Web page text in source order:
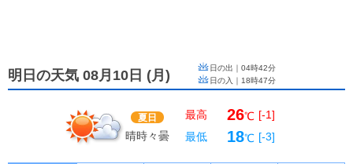
明日の天気 08月10日 (月 ) 日の出｜ 04時42分
日の入｜ 18時47分
夏日
晴時々曇
最高 26℃ [-1]
最低
18℃ [-3]